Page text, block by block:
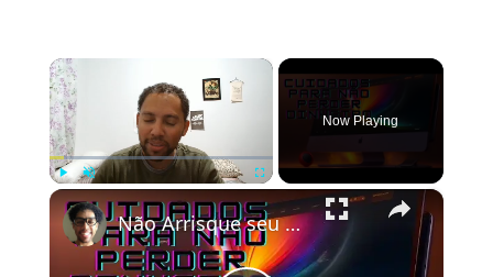
×
Now Playing
×
Não Arrisque seu Dinheiro: Como Avaliar se uma Loja Online é Confiável!